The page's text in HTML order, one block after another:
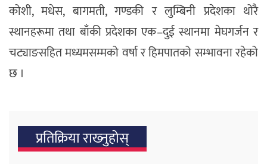
कोशी, मधेस, बागमती, गण्डकी र लुम्बिनी प्रदेशका थोरै
स्थानहरूमा तथा बाँकी प्रदेशका एक–दुई स्थानमा मेघगर्जन र
चट्याङसहित मध्यमसम्मको वर्षा र हिमपातको सम्भावना रहेको
छ ।
प्रतिक्रिया राख्‍नुहोस्